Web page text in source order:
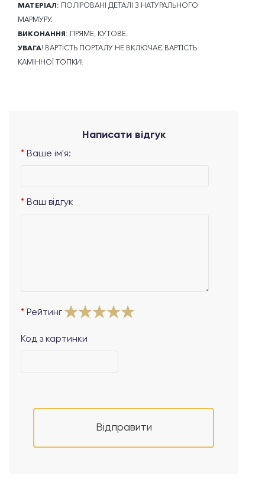
МАТЕРІАЛ: ПОЛІРОВАНІ ДЕТАЛІ З НАТУРАЛЬНОГО
МАРМУРУ.
ВИКОНАННЯ: ПРЯМЕ, КУТОВЕ.
УВАГА! ВАРТІСТЬ ПОРТАЛУ НЕ ВКЛЮЧАЄ ВАРТІСТЬ
КАМІННОЇ ТОПКИ!
Написати відгук
Ваше ім'я:
Ваш відгук
Рейтинг
Код з картинки
Відправити